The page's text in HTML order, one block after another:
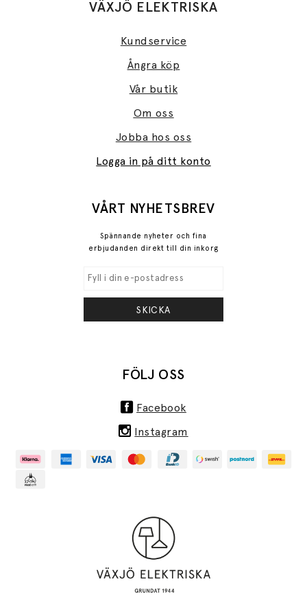
VÄXJÖ ELEKTRISKA
Kundservice
Ångra köp
Vår butik
Om oss
Jobba hos oss
Logga in på ditt konto
VÅRT NYHETSBREV
Spännande nyheter och fina
erbjudanden direkt till din inkorg
SKICKA
FÖLJ OSS
Facebook
Instagram